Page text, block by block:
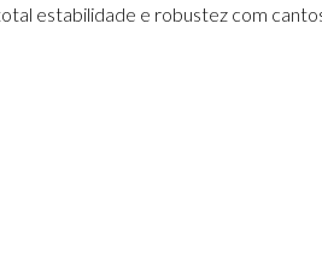
estabilidade e robustez com